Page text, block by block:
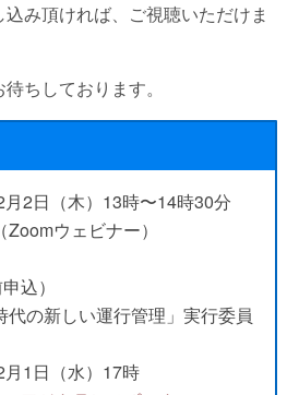
み頂ければ、ご視聴いただけま
ちしております。
2日（木）13時〜14時30分
ウェビナー）
込）
代の新しい運行管理」実行委員
1日（水）17時